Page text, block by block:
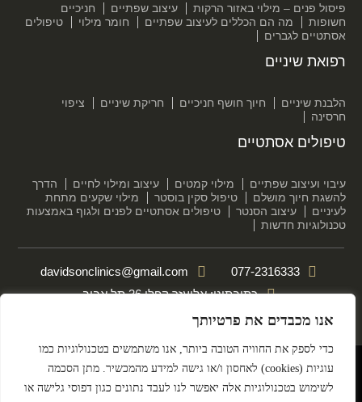
אנו מכבדים את פרטיותך
כדי לספק את החוויה הטובה ביותר, אנו משתמשים בטכנולוגיות כמו
עוגיות (cookies) לאחסון ו/או גישה למידע מהמכשיר. מתן הסכמה
לשימוש בטכנולוגיות אלה יאפשר לנו לעבד נתונים כגון דפוסי גלישה או
טיפולים אסתטיים
עיבוי ועיצוב שפתיים מילוי קמטים עיצוב ומילוי לחיים
הדרך
להשגת חיוך מושלם
טיפול סקין בוסטר
מילוי שקעים מתחת
לעיניים
עיצוב הסנטר
טיפולים אסתטיים לפנים ולגוף באמצעות
טכנולוגיות חדשות
רפואת שיניים
הלבנת שיניים חיוך חושף חניכיים חריקת שיניים
ציפוי
חרסינה
פיסול פנים – מילוי באזור הרקות עיצוב שפתיים
חניכיים
חשופות
מה הם הכללים לעיצוב שפתיים חומר מילוי
טיפולים
אסתטיים לגברים
077-2316333
davidsonclinics@gmail.com
כתובתינו: אליעזר קפלן 36 תל אביב
הצהרת נגישות
© All rights reserved
DESIGN BY MEDICAL ONLINE